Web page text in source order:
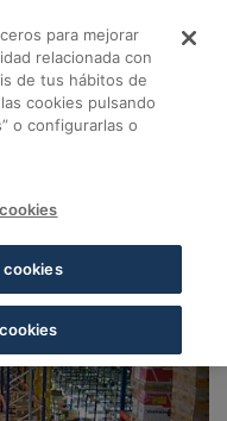
para mejorar
relacionada con
de tus hábitos de
cookies pulsando
o configurarlas o
cookies